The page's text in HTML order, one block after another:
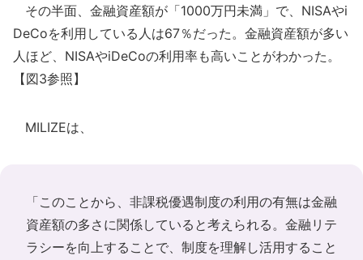
その半面、金融資産額が「1000万円未満」で、NISAやi
DeCoを利用している人は67％だった。金融資産額が多い
人ほど、NISAやiDeCoの利用率も高いことがわかった。
【図3参照】
MILIZEは、
「このことから、非課税優遇制度の利用の有無は金融
資産額の多さに関係していると考えられる。金融リテ
ラシーを向上することで、制度を理解し活用すること